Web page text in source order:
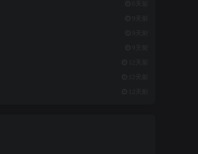
6天前
9天前
9天前
9天前
12天前
12天前
12天前